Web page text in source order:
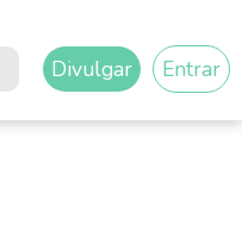
Divulgar Entrar